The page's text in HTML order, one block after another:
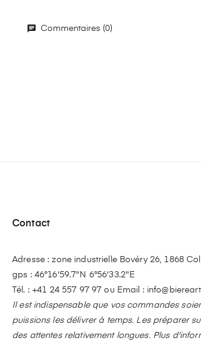
Commentaires (0)
Contact
Adresse : zone industrielle Bovéry 26, 1868
gps : 46°16'59.7"N 6°56'33.2"E
Tél. : +41 24 557 97 97 ou Email :
Il est indispensable que vos commandes
puissions les délivrer à temps. Les préparer
des attentes relativement longues. Plus